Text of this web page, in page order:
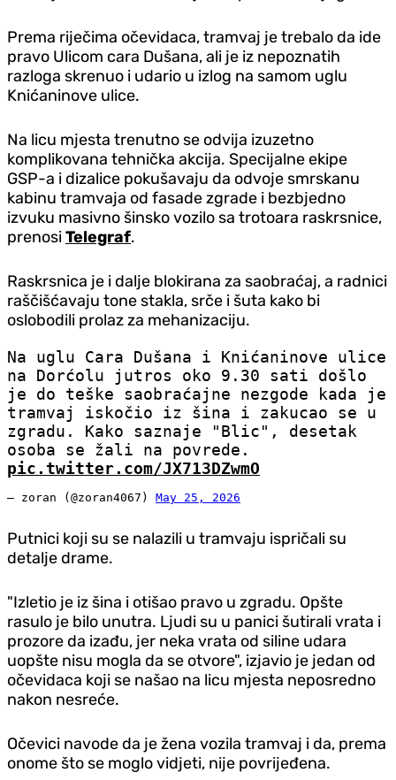
Prema riječima očevidaca, tramvaj je trebalo da ide
pravo Ulicom cara Dušana, ali je iz nepoznatih
razloga skrenuo i udario u izlog na samom uglu
Knićaninove ulice.
Na licu mjesta trenutno se odvija izuzetno
komplikovana tehnička akcija. Specijalne ekipe
GSP-a i dizalice pokušavaju da odvoje smrskanu
kabinu tramvaja od fasade zgrade i bezbjedno
izvuku masivno šinsko vozilo sa trotoara raskrsnice,
prenosiTelegraf.
Raskrsnica je i dalje blokirana za saobraćaj, a radnici
raščišćavaju tone stakla, srče i šuta kako bi
oslobodili prolaz za mehanizaciju.
Na uglu Cara Dušana i Knićaninove ulice
na Dorćolu jutros oko 9.30 sati došlo
je do teške saobraćajne nezgode kada je
tramvaj iskočio iz šina i zakucao se u
zgradu. Kako saznaje "Blic", desetak
osoba se žali na povrede.
pic.twitter.com/JX713DZwmO
— zoran (@zoran4067) May 25, 2026
Putnici koji su se nalazili u tramvaju ispričali su
detalje drame.
"Izletio je iz šina i otišao pravo u zgradu. Opšte
rasulo je bilo unutra. Ljudi su u panici šutirali vrata i
prozore da izađu, jer neka vrata od siline udara
uopšte nisu mogla da se otvore", izjavio je jedan od
očevidaca koji se našao na licu mjesta neposredno
nakon nesreće.
Očevici navode da je žena vozila tramvaj i da, prema
onome što se moglo vid‌jeti, nije povrijeđena.